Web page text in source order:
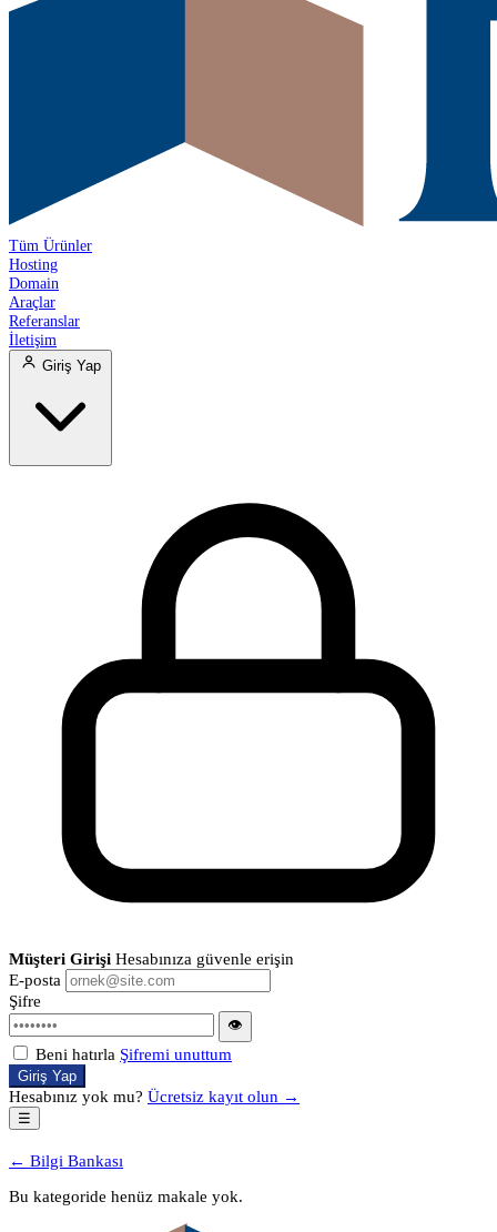
Tüm Ürünler
Hosting
Domain
Araçlar
Referanslar
İletişim
Giriş Yap
Müşteri Girişi Hesabınıza güvenle erişin
E-posta
Şifre
👁
Beni hatırla Şifremi unuttum
Giriş Yap
Hesabınız yok mu? Ücretsiz kayıt olun →
☰
← Bilgi Bankası
Bu kategoride henüz makale yok.